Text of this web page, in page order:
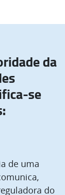
da
se
de uma
do